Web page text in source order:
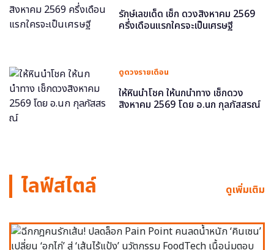
รักษ์เลขเด็ด เช็ก ดวงสิงหาคม 2569
ครึ่งเดือนแรกใครจะเป็นเศรษฐี
ดูดวงรายเดือน
ให้หินนำโชค ให้นกนำทาง เช็กดวง
สิงหาคม 2569 โดย อ.นก กุลภัสสรณ์
ไลฟ์สไตล์ ดูเพิ่มเติม